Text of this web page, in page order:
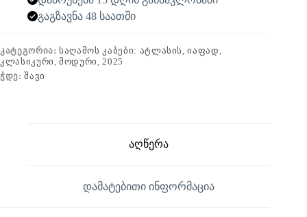
გაგზავნა 48 საათში
ᲙᲐᲢᲔᲒᲝᲠᲘᲐ:ᲡᲐᲦᲐᲛᲝᲡ ᲙᲐᲑᲔᲑᲘ: ᲐᲢᲚᲐᲡᲘᲡ, ᲘᲐᲤᲐᲓ,
ᲙᲚᲐᲡᲘᲙᲣᲠᲘ, ᲛᲝᲓᲣᲠᲘ, 2025
ᲭᲓᲔ:ᲨᲐᲕᲘ
აღწერა
დამატებითი ინფორმაცია